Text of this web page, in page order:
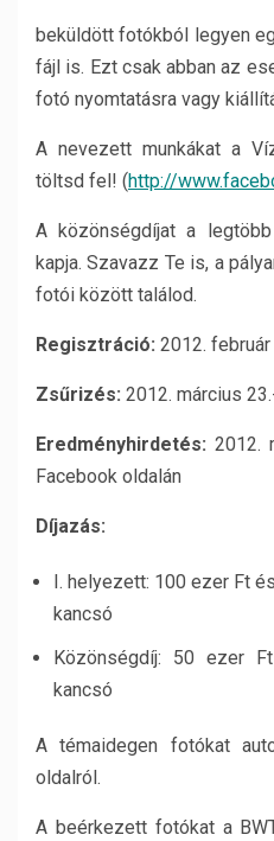
beküldött fotókból legyen
fájl is. Ezt csak abban az
fotó nyomtatásra vagy
A nevezett munkákat a
töltsd fel! (http://
A közönségdíjat a
kapja. Szavazz Te is, a
fotói között találod.
Regisztráció: 2012. február
Zsűrizés: 2012. március
Eredményhirdetés: 2012.
Facebook oldalán
Díjazás:
I. helyezett: 100 ezer Ft
kancsó
Közönségdíj: 50 ezer
kancsó
A témaidegen fotókat
oldalról.
A beérkezett fotókat a